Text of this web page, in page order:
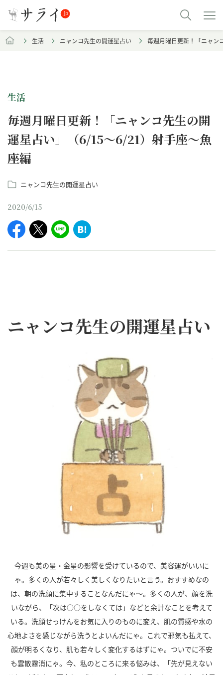
生活 ニャンコ先生の開運星占い 毎週月曜日更新！「ニャン
生活
毎週月曜日更新！「ニャンコ先生の開
運星占い」（6/15～6/21）射手座～魚
座編
ニャンコ先生の開運星占い
2020/6/15
ニャンコ先生の開運星占い
今週も美の星・金星の影響を受けているので、美容運がいいに
ゃ。多くの人が若々しく美しくなりたいと言う。おすすめなの
は、朝の洗顔に集中することなんだにゃ～。多くの人が、顔を洗
いながら、「次は○○をしなくては」などと余計なことを考えて
いる。洗顔せっけんをお気に入りのものに変え、肌の質感や水の
心地よさを感じながら洗うとよいんだにゃ。これで邪気も払えて、
顔が明るくなり、肌も若々しく変化するはずにゃ。ついでに不安
も雲散霧消にゃ。今、私のところに来る悩みは、「先が見えない